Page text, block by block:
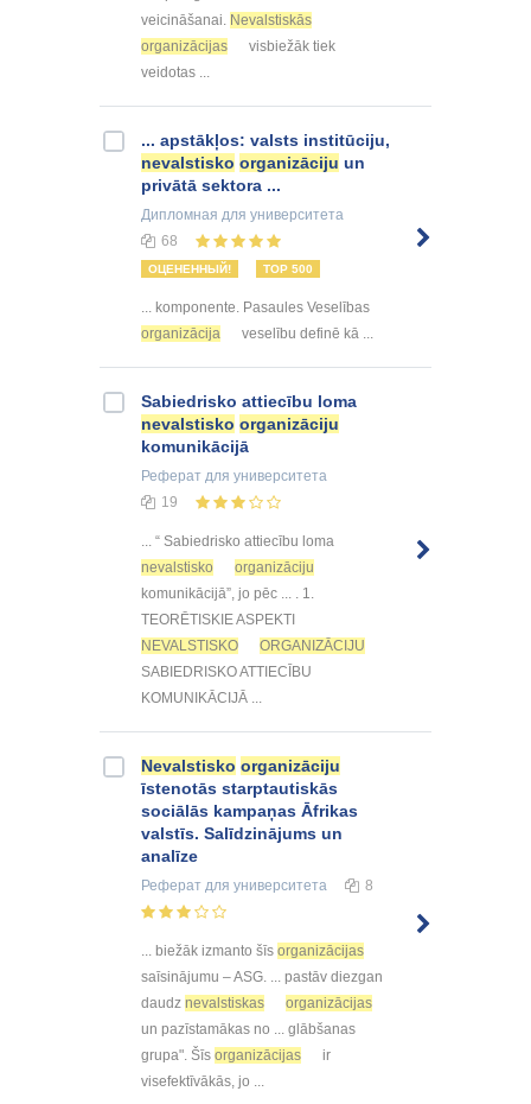
veicināšanai. Nevalstiskās
organizācijas
visbiežāk tiek
veidotas ...
... apstākļos: valsts institūciju,
nevalstisko organizāciju un
privātā sektora ...
Дипломная для университета
68
ОЦЕНЕННЫЙ! TOP 500
... komponente. Pasaules Veselības
organizācija
veselību definē kā ...
Sabiedrisko attiecību loma
nevalstisko organizāciju
komunikācijā
Реферат для университета
19
... “ Sabiedrisko attiecību loma
nevalstisko
organizāciju
komunikācijā”, jo pēc ... . 1.
TEORĒTISKIE ASPEKTI
NEVALSTISKO
ORGANIZĀCIJU
SABIEDRISKO ATTIECĪBU
KOMUNIKĀCIJĀ ...
Nevalstisko organizāciju
īstenotās starptautiskās
sociālās kampaņas Āfrikas
valstīs. Salīdzinājums un
analīze
Реферат для университета 8
... biežāk izmanto šīs organizācijas
saīsinājumu – ASG. ... pastāv diezgan
daudz nevalstiskas
organizācijas
un pazīstamākas no ... glābšanas
grupa". Šīs organizācijas
ir
visefektīvākās, jo ...